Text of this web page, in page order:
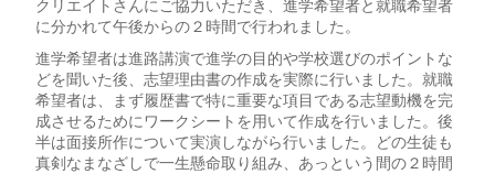
クリエイトさんにご協力いただき、進学希望者と就職希望者
に分かれて午後からの２時間で行われました。
進学希望者は進路講演で進学の目的や学校選びのポイントな
どを聞いた後、志望理由書の作成を実際に行いました。就職
希望者は、まず履歴書で特に重要な項目である志望動機を完
成させるためにワークシートを用いて作成を行いました。後
半は面接所作について実演しながら行いました。どの生徒も
真剣なまなざしで一生懸命取り組み、あっという間の２時間